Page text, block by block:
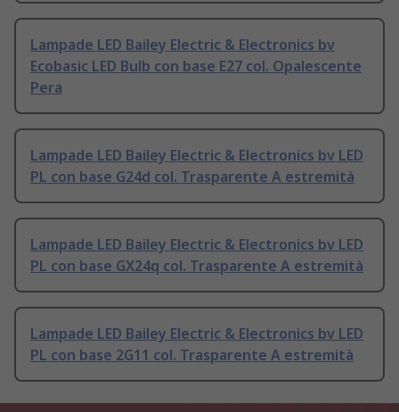
Lampade LED Bailey Electric & Electronics bv
Ecobasic LED Bulb con base E27 col. Opalescente
Pera
Lampade LED Bailey Electric & Electronics bv LED
PL con base G24d col. Trasparente A estremità
Lampade LED Bailey Electric & Electronics bv LED
PL con base GX24q col. Trasparente A estremità
Lampade LED Bailey Electric & Electronics bv LED
PL con base 2G11 col. Trasparente A estremità